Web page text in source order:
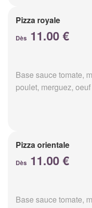
Pizza royale
Dès 11.00 €
Base sauce tomate,
poulet, merguez, oeuf
Pizza orientale
Dès 11.00 €
Base sauce tomate,